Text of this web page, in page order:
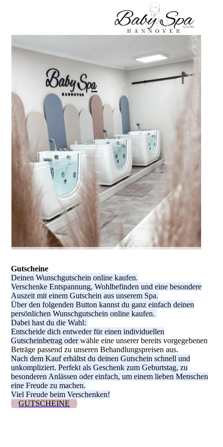
Gutscheine
Deinen Wunschgutschein online kaufen.
Verschenke Entspannung, Wohlbefinden und eine besondere
Auszeit mit einem Gutschein aus unserem Spa.
Über den folgenden Button kannst du ganz einfach deinen
persönlichen Wunschgutschein online kaufen.
Dabei hast du die Wahl:
Entscheide dich entweder für einen individuellen
Gutscheinbetrag oderwähle eine unserer bereits vorgegebenen
Beträge passend zu unseren Behandlungspreisen aus.
Nach dem Kauf erhältst du deinen Gutschein schnell und
unkompliziert. Perfekt als Geschenk zum Geburtstag, zu
besonderen Anlässen oder einfach, um einem lieben Menschen
eine Freude zu machen.
Viel Freude beim Verschenken!
GUTSCHEINE